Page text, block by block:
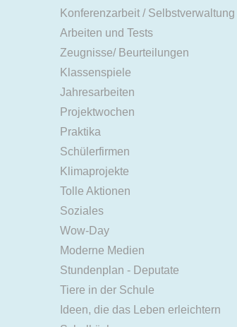
Konferenzarbeit / Selbstverwaltung
Arbeiten und Tests
Zeugnisse/ Beurteilungen
Klassenspiele
Jahresarbeiten
Projektwochen
Praktika
Schülerfirmen
Klimaprojekte
Tolle Aktionen
Soziales
Wow-Day
Moderne Medien
Stundenplan - Deputate
Tiere in der Schule
Ideen, die das Leben erleichtern